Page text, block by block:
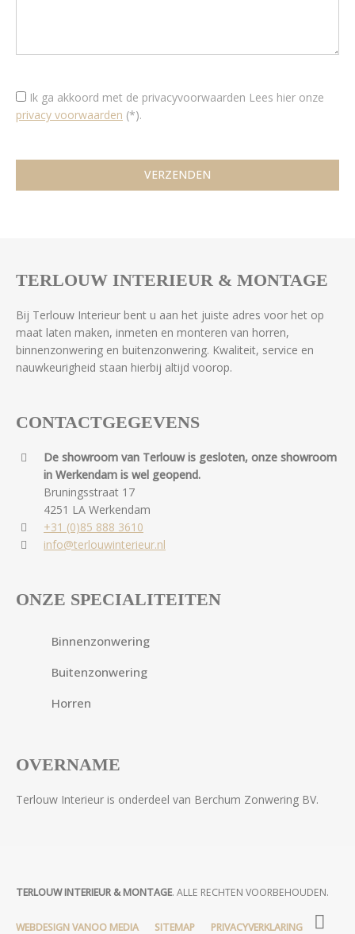
Ik ga akkoord met de privacyvoorwaarden Lees hier onze
privacy voorwaarden (*).
TERLOUW INTERIEUR & MONTAGE
Bij Terlouw Interieur bent u aan het juiste adres voor het op
maat laten maken, inmeten en monteren van horren,
binnenzonwering en buitenzonwering. Kwaliteit, service en
nauwkeurigheid staan hierbij altijd voorop.
CONTACTGEGEVENS
De showroom van Terlouw is gesloten, onze showroom
in Werkendam is wel geopend.
Bruningsstraat 17
4251 LA Werkendam
+31 (0)85 888 3610
info@terlouwinterieur.nl
ONZE SPECIALITEITEN
Binnenzonwering
Buitenzonwering
Horren
OVERNAME
Terlouw Interieur is onderdeel van Berchum Zonwering BV.
TERLOUW INTERIEUR & MONTAGE. ALLE RECHTEN VOORBEHOUDEN.
WEBDESIGN VANOO MEDIA SITEMAP PRIVACYVERKLARING